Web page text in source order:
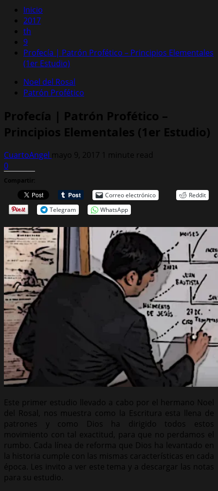
Inicio
2017
th
9
Profecía | Patrón Profético – Principios Elementales
(1er Estudio)
Noel del Rosal
Patrón Profético
Profecía | Patrón Profético –
Principios Elementales (1er Estudio)
CuartoAngel mayo 9, 2017 1 minute read
0
Compartir:
Correo electrónico
Reddit
Telegram
WhatsApp
Este primer estudio llevado a cabo por el hermano Noel
del Rosal, nos muestra como la Escritura esta llena de
patrones y como Dios ha dirigido todos estos
movimiento con tal exactitud, para que no perdamos el
rumbo. Cada línea de reforma que Dios ha levantado en
la historia cumple con las mismas características en cada
época. Les invito a ver este tema y a descargar las notas
para su estudio.